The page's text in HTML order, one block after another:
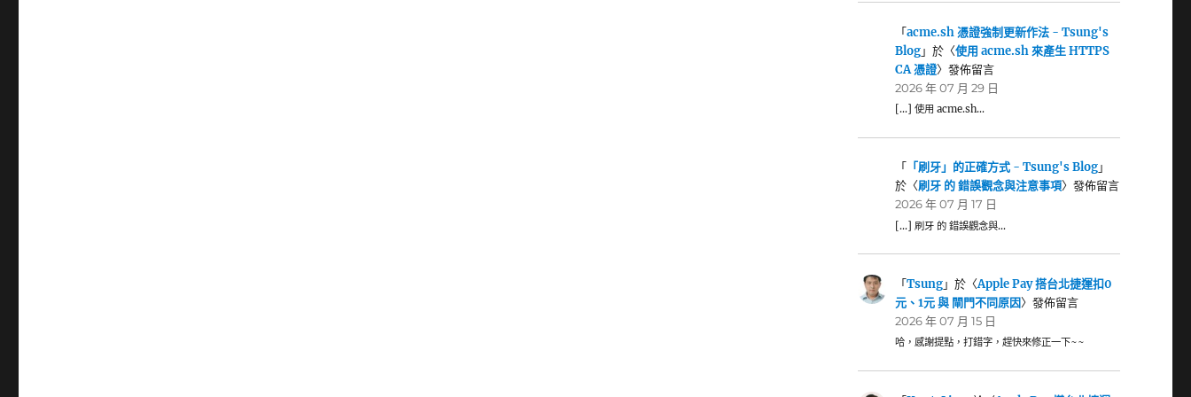
「acme.sh 憑證強制更新作法 - Tsung's
Blog」於〈使用 acme.sh 來產生 HTTPS
CA 憑證〉發佈留言
2026 年 07 月 29 日
[…] 使用 acme.sh…
「 「刷牙」的正確方式 - Tsung's Blog」
於〈刷牙 的 錯誤觀念與注意事項〉發佈留言
2026 年 07 月 17 日
[…] 刷牙 的 錯誤觀念與…
「Tsung」於〈Apple Pay 搭台北捷運扣0
元、1元 與 閘門不同原因〉發佈留言
2026 年 07 月 15 日
哈，感謝提點，打錯字，趕快來修正一下~~